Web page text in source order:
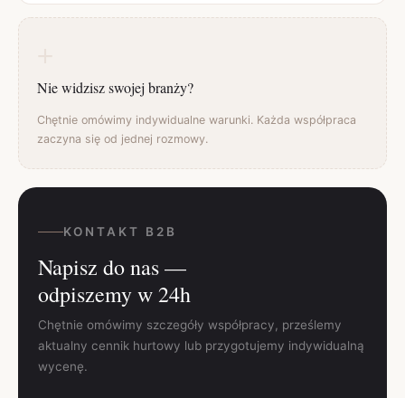
Nie widzisz swojej branży?
Chętnie omówimy indywidualne warunki. Każda współpraca
zaczyna się od jednej rozmowy.
KONTAKT B2B
Napisz do nas —
odpiszemy w 24h
Chętnie omówimy szczegóły współpracy, prześlemy
aktualny cennik hurtowy lub przygotujemy indywidualną
wycenę.